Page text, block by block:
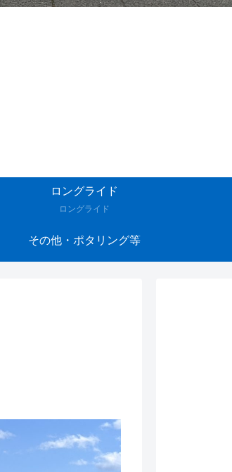
ロングライド
ロングライド
その他・ポタリング等